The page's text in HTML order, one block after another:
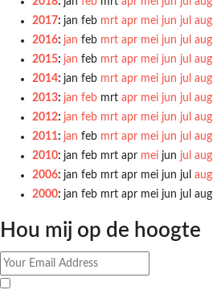
2017: jan feb mrt apr mei jun jul aug
2016: jan feb mrt apr mei jun jul aug
2015: jan feb mrt apr mei jun jul aug
2014: jan feb mrt apr mei jun jul aug
2013: jan feb mrt apr mei jun jul aug
2012: jan feb mrt apr mei jun jul aug
2011: jan feb mrt apr mei jun jul aug
2010: jan feb mrt apr mei jun jul aug
2006: jan feb mrt apr mei jun jul aug
2000: jan feb mrt apr mei jun jul aug
Hou mij op de hoogte